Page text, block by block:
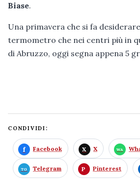
Biase.
Una primavera che si fa
termometro che nei centri più in
di Abruzzo, oggi segna appena 5
CONDIVIDI:
Facebook X
Telegram Pinterest